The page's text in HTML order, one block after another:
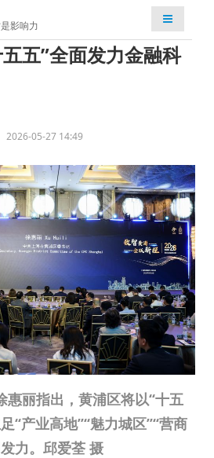
影响力
检索
五”全面发力金融科
2026-05-27 14:49
惠丽指出，黄浦区将以“十五
“产业高地”“魅力城区”“营商
力。邱爱荃 摄